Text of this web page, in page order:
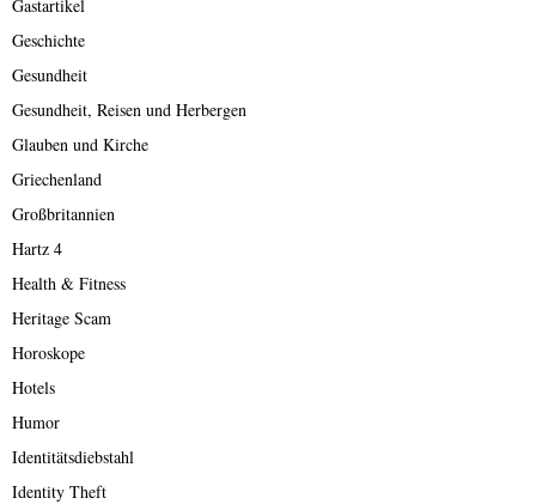
Gastartikel
Geschichte
Gesundheit
Gesundheit, Reisen und Herbergen
Glauben und Kirche
Griechenland
Großbritannien
Hartz 4
Health & Fitness
Heritage Scam
Horoskope
Hotels
Humor
Identitätsdiebstahl
Identity Theft